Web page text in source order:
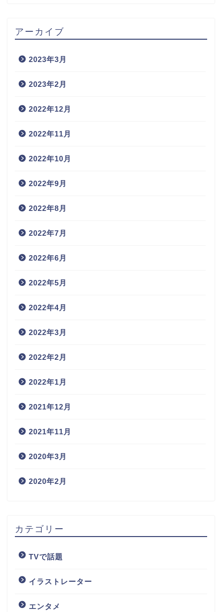
アーカイブ
2023年3月
2023年2月
2022年12月
2022年11月
2022年10月
2022年9月
2022年8月
2022年7月
2022年6月
2022年5月
2022年4月
2022年3月
2022年2月
2022年1月
2021年12月
2021年11月
2020年3月
2020年2月
カテゴリー
TVで話題
イラストレーター
エンタメ